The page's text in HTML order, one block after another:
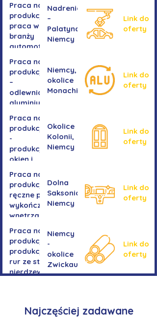
Praca na
produkcji -
praca w
branży
automotive
Nadrenia
–
Palatynat,
Niemcy
Link do
oferty
Praca na
produkcji
–
odlewnia
aluminium
Niemcy,
okolice
Monachium
Link do
oferty
Praca na
produkcji
-
produkcja
okien i
Okolice
Kolonii,
Niemcy
Link do
oferty
Praca na
produkcji -
ręczne prace
wykończeniowe
wnętrza aut
Dolna
Saksonia,
Niemcy
Link do
oferty
Praca na
produkcji-
produkcja
rur ze stali
nierdzewnej
Niemcy
-
okolice
Zwickau
Link do
oferty
Najczęściej zadawane